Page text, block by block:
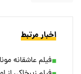
اخبار مرتبط
فیلم عاشقانه